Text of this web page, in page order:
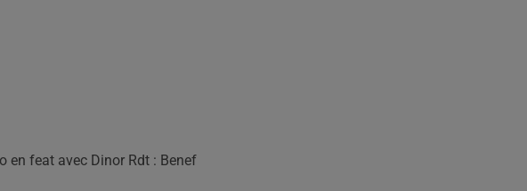
en feat avec Dinor Rdt : Benef